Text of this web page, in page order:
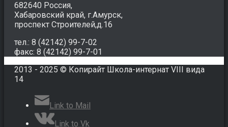
682640 Россия,
Хабаровский край, г.Амурск,
проспект Строителей,д.16
тел.: 8 (42142) 99-7-02
факс: 8 (42142) 99-7-01
2013 - 2025 © Копирайт Школа-интернат VIII вида
14
Link to Mail
Link to Vk